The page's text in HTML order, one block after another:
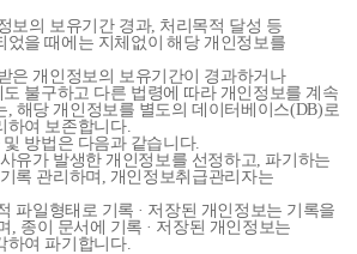
보의 보유기간 경과, 처리목적 달성 등
었을 때에는 지체없이 해당 개인정보를
은 개인정보의 보유기간이 경과하거나
불구하고 다른 법령에 따라 개인정보를 계속
, 해당 개인정보를 별도의 데이터베이스(DB)로
하여 보존합니다.
방법은 다음과 같습니다.
유가 발생한 개인정보를 선정하고, 파기하는
록 관리하며, 개인정보취급관리자는
파일형태로 기록 · 저장된 개인정보는 기록을
, 종이 문서에 기록 · 저장된 개인정보는
하여 파기합니다.